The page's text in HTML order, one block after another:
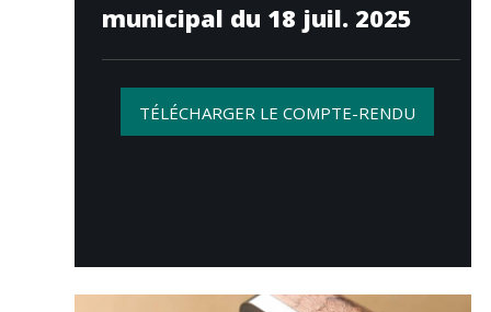
municipal du 18 juil. 2025
TÉLÉCHARGER LE COMPTE-RENDU